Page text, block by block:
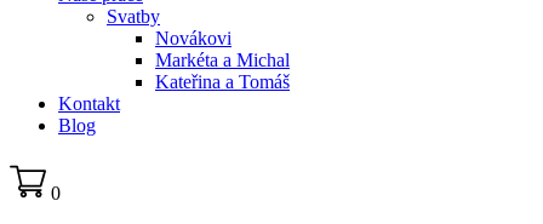
Svatby
Novákovi
Markéta a Michal
Kateřina a Tomáš
Kontakt
Blog
0